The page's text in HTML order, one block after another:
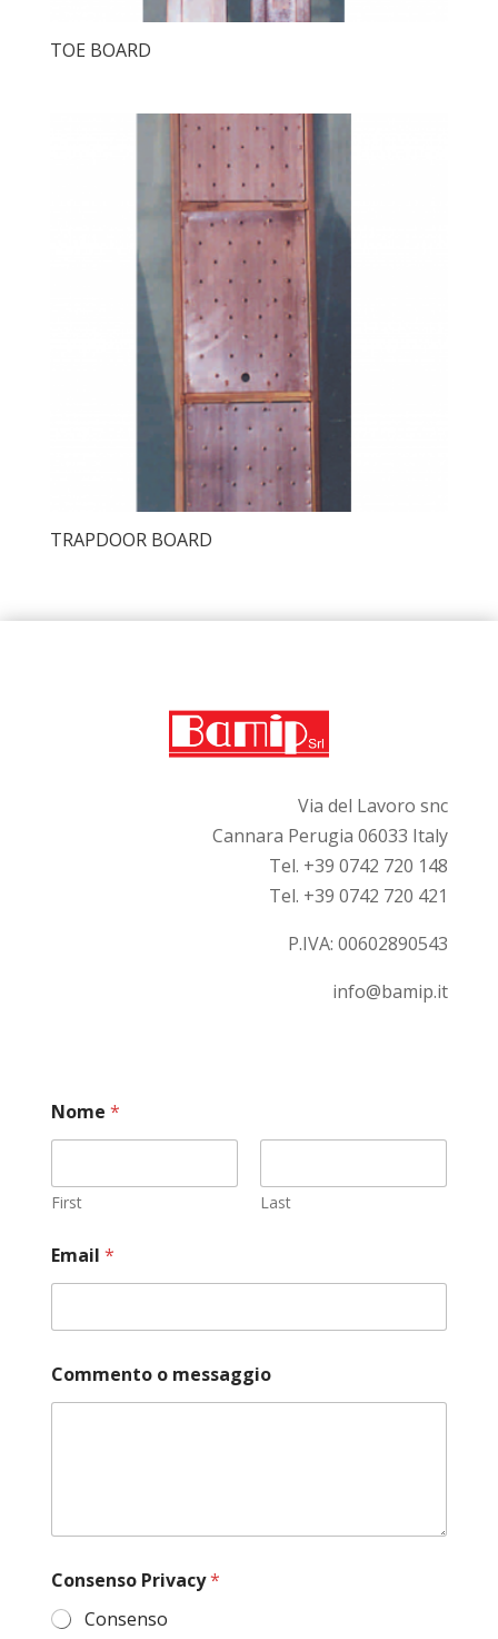
TOE BOARD
TRAPDOOR BOARD
Via del Lavoro snc
Cannara Perugia 06033 Italy
Tel. +39 0742 720 148
Tel. +39 0742 720 421
P.IVA:00602890543
info@bamip.it
Nome *
First Last
r
i
a
y
C
o
o
e
s
Email *
Commento o messaggio
Consenso Privacy*
Consenso